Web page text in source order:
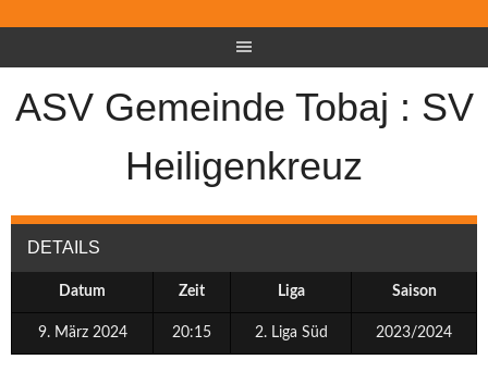
ASV Gemeinde Tobaj : SV
Heiligenkreuz
DETAILS
Datum Zeit Liga Saison
9. März 2024 20:15 2. Liga Süd 2023/2024